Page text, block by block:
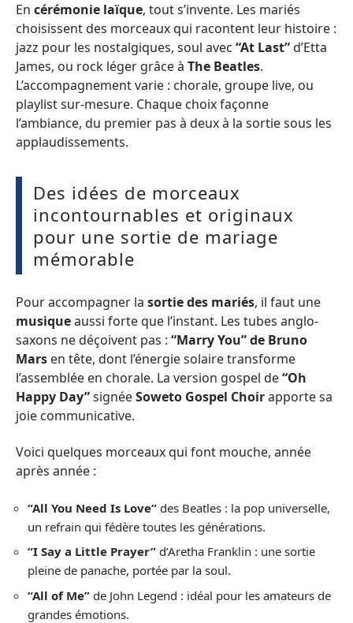
En cérémonie laïque, tout s’invente. Les mariés
choisissent des morceaux qui racontent leur histoire :
jazz pour les nostalgiques, soul avec “At Last”d’Etta
James, ou rock léger grâce à The Beatles.
L’accompagnement varie : chorale, groupe live, ou
playlist sur-mesure. Chaque choix façonne
l’ambiance, du premier pas à deux à la sortie sous les
applaudissements.
Des idées de morceaux
incontournables et originaux
pour une sortie de mariage
mémorable
Pour accompagner la sortie des mariés, il faut une
musiqueaussi forte que l’instant. Les tubes anglo-
saxons ne déçoivent pas : “Marry You” de Bruno
Mars en tête, dont l’énergie solaire transforme
l’assemblée en chorale. La version gospel de“Oh
Happy Day”signéeSoweto Gospel Choirapporte sa
joie communicative.
Voici quelques morceaux qui font mouche, année
après année :
“All You Need Is Love” des Beatles : la pop universelle,
un refrain qui fédère toutes les générations.
“I Say a Little Prayer” d’Aretha Franklin : une sortie
pleine de panache, portée par la soul.
“All of Me” de John Legend : idéal pour les amateurs de
grandes émotions.